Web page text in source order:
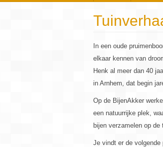
In een oude
elkaar kennen van
Henk al meer dan 40
in Arnhem, dat begin
Op de BijenAkker
een natuurrijke plek,
bijen verzamelen op
Je vindt er de volgende